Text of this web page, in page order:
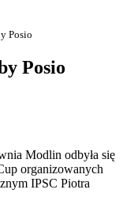
Posio
Posio
Modlin odbyła się
organizowanych
IPSC Piotra